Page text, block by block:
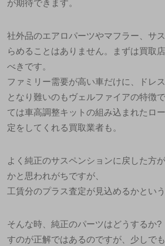
が期待できます。
社外品のエアロパーツやマフラー、サ
らめることはありません。まずは買取
べきです。
ファミリー需要が高い車だけに、ドレ
となり難いのもヴェルファイアの特徴
ては車高調整キットの組み込まれたロ
定をしてくれる買取業者も。
よく純正のサスペンションに戻した方
かと思われがちですが、
工賃分のプラス査定が見込めるかという
そんな時、純正のパーツはどうするか
すのが正解ではあるのですが、少しで